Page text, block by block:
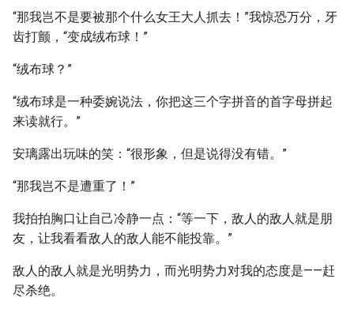
“那我岂不是要被那个什么女王大人抓去！”我惊恐万分，牙
齿打颤，“变成绒布球！”
“绒布球？”
“绒布球是一种委婉说法，你把这三个字拼音的首字母拼起
来读就行。”
安璃露出玩味的笑：“很形象，但是说得没有错。”
“那我岂不是遭重了！”
我拍拍胸口让自己冷静一点：“等一下，敌人的敌人就是朋
友，让我看看敌人的敌人能不能投靠。”
敌人的敌人就是光明势力，而光明势力对我的态度是——赶
尽杀绝。